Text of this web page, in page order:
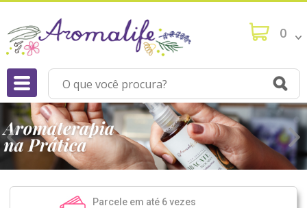
0
Parcele em até 6 vezes